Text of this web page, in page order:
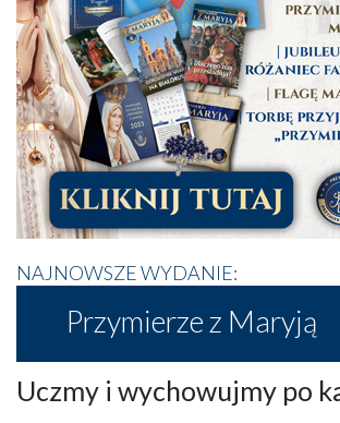
NAJNOWSZE WYDANIE:
Przymierze z Maryją
Uczmy i wychowujmy po